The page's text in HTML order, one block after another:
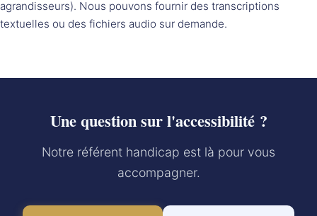
agrandisseurs). Nous pouvons fournir des transcriptions
textuelles ou des fichiers audio sur demande.
Une question sur l'accessibilité ?
Notre référent handicap est là pour vous
accompagner.